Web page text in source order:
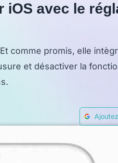
avec le
comme promis, elle
et désactiver la